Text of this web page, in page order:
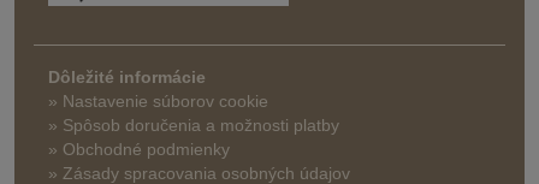
Dôležité informácie
» Nastavenie súborov cookie
» Spôsob doručenia a možnosti platby
» Obchodné podmienky
» Zásady spracovania osobných údajov